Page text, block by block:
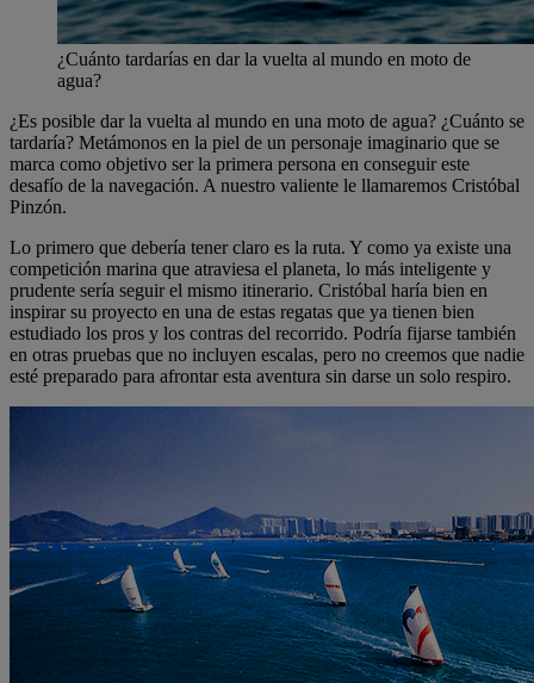
¿Cuánto tardarías en dar la vuelta al mundo en moto de
agua?
¿Es posible dar la vuelta al mundo en una moto de agua? ¿Cuánto se
tardaría? Metámonos en la piel de un personaje imaginario que se
marca como objetivo ser la primera persona en conseguir este
desafío de la navegación. A nuestro valiente le llamaremos Cristóbal
Pinzón.
Lo primero que debería tener claro es la ruta. Y como ya existe una
competición marina que atraviesa el planeta, lo más inteligente y
prudente sería seguir el mismo itinerario. Cristóbal haría bien en
inspirar su proyecto en una de estas regatas que ya tienen bien
estudiado los pros y los contras del recorrido. Podría fijarse también
en otras pruebas que no incluyen escalas, pero no creemos que nadie
esté preparado para afrontar esta aventura sin darse un solo respiro.